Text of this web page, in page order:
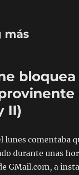
más
bloquea
II)
lunes comentaba
durante unas
GMail.com, a